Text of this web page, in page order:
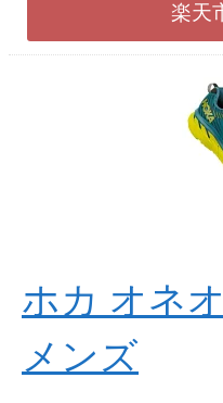
楽天
ホカ オネ
メンズ